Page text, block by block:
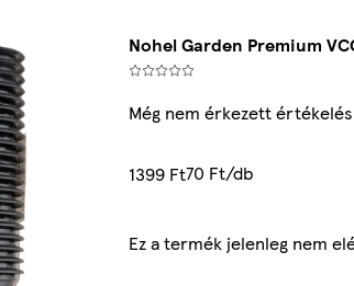
Nohel Garden Premium
Még nem érkezett értékelés
1399 Ft70 Ft/db
Ez a termék jelenleg nem